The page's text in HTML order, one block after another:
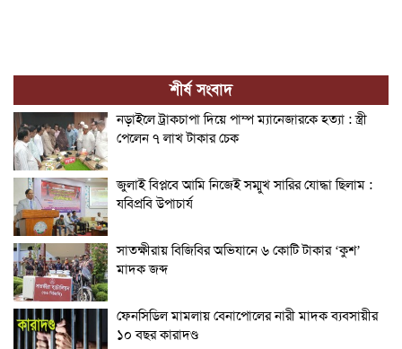
শীর্ষ সংবাদ
নড়াইলে ট্রাকচাপা দিয়ে পাম্প ম্যানেজারকে হত্যা : স্ত্রী
পেলেন ৭ লাখ টাকার চেক
জুলাই বিপ্লবে আমি নিজেই সম্মুখ সারির যোদ্ধা ছিলাম :
যবিপ্রবি উপাচার্য
সাতক্ষীরায় বিজিবির অভিযানে ৬ কোটি টাকার ‘কুশ’
মাদক জব্দ
ফেনসিডিল মামলায় বেনাপোলের নারী মাদক ব্যবসায়ীর
১০ বছর কারাদণ্ড